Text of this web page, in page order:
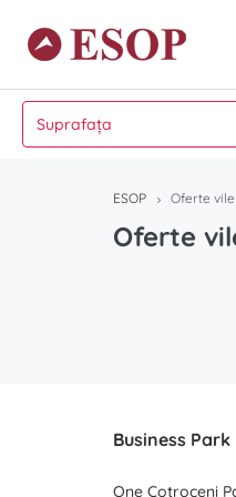
ESOP Oferte
Oferte
Business Park
One Cotroceni